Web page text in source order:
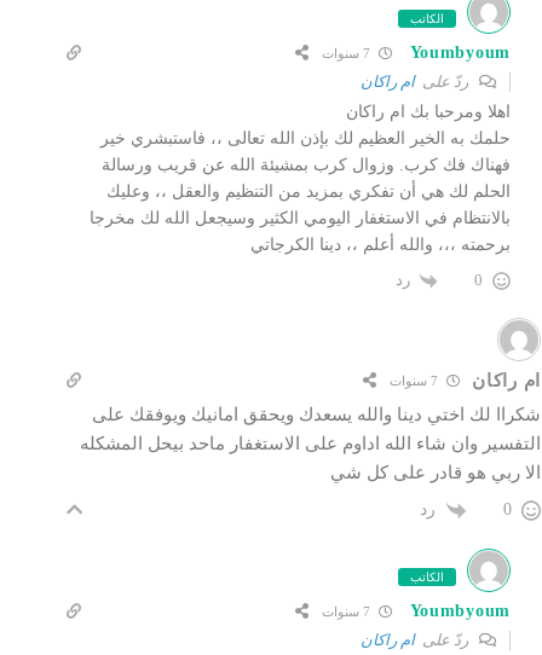
الكاتب
Youmbyoum
ردّ علىام راكان
اهلا ومرحبا بك ام راكان
حلمك به الخير العظيم لك بإذن الله تعالى ،، فاستبشري خير
فهناك فك كرب. وزوال كرب بمشيئة الله عن قريب ورسالة
الحلم لك هي أن تفكري بمزيد من التنظيم والعقل ،، وعليك
بالانتظام في الاستغفار اليومي الكثير وسيجعل الله لك مخرجا
برحمته ،،، والله أعلم ،، دينا الكرجاتي
0
رد
ام راكان
شكراا لك اختي دينا والله يسعدك ويحقق امانيك ويوفقك على
التفسير وان شاء الله اداوم على الاستغفار ماحد بيحل المشكله
الا ربي هو قادر على كل شي
0 رد
الكاتب
Youmbyoum
ردّ علىام راكان